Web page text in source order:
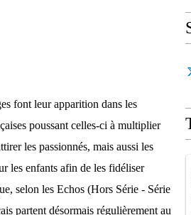
font leur apparition dans les
poussant celles-ci à multiplier
les passionnés, mais aussi les
les enfants afin de les fidéliser
selon les Echos (Hors Série - Série
partent désormais régulièrement au